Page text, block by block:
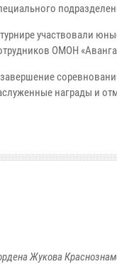
участвовали
ОМОН
награды и
Жукова